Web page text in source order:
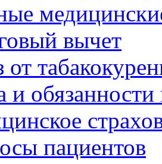
вычет
от
и
пациентов